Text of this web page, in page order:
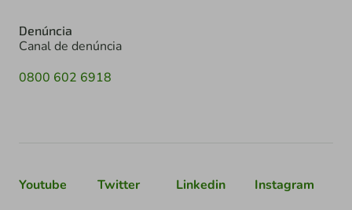
Denúncia
Canal de denúncia
0800 602 6918
Youtube Twitter Linkedin Instagram